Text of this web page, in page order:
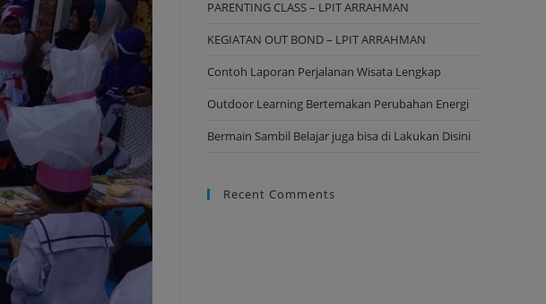
PARENTING CLASS – LPIT ARRAHMAN
KEGIATAN OUT BOND – LPIT ARRAHMAN
Contoh Laporan Perjalanan Wisata Lengkap
Outdoor Learning Bertemakan Perubahan Energi
Bermain Sambil Belajar juga bisa di Lakukan Disini
Recent Comments